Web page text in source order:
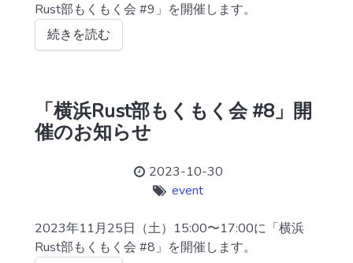
Rust部もくもく会 #9」を開催します。
続きを読む
「横浜Rust部もくもく会 #8」開
催のお知らせ
2023-10-30
event
2023年11月25日（土）15:00〜17:00に「横浜
Rust部もくもく会 #8」を開催します。